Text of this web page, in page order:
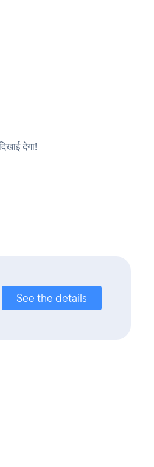
देगा!
See the details